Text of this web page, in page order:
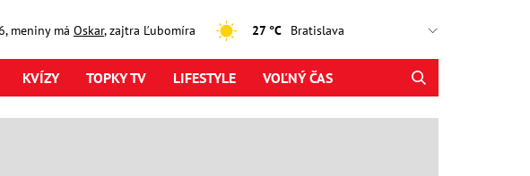
, meniny má Oskar, zajtra Ľubomíra 27 °C
KVÍZY TOPKY TV LIFESTYLE VOĽNÝ ČAS